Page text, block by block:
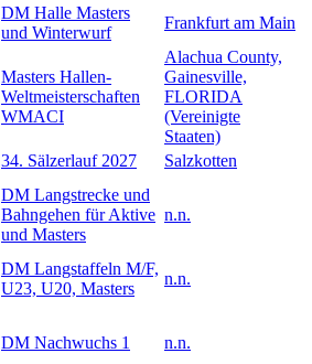
DM Halle Masters
und Winterwurf
Frankfurt am Main
Masters Hallen-
Weltmeisterschaften
WMACI
Alachua County,
Gainesville,
FLORIDA
(Vereinigte
Staaten)
34. Sälzerlauf 2027 Salzkotten
DM Langstrecke und
Bahngehen für Aktive
und Masters
n.n.
DM Langstaffeln M/F,
U23, U20, Masters
n.n.
DM Nachwuchs 1 n.n.